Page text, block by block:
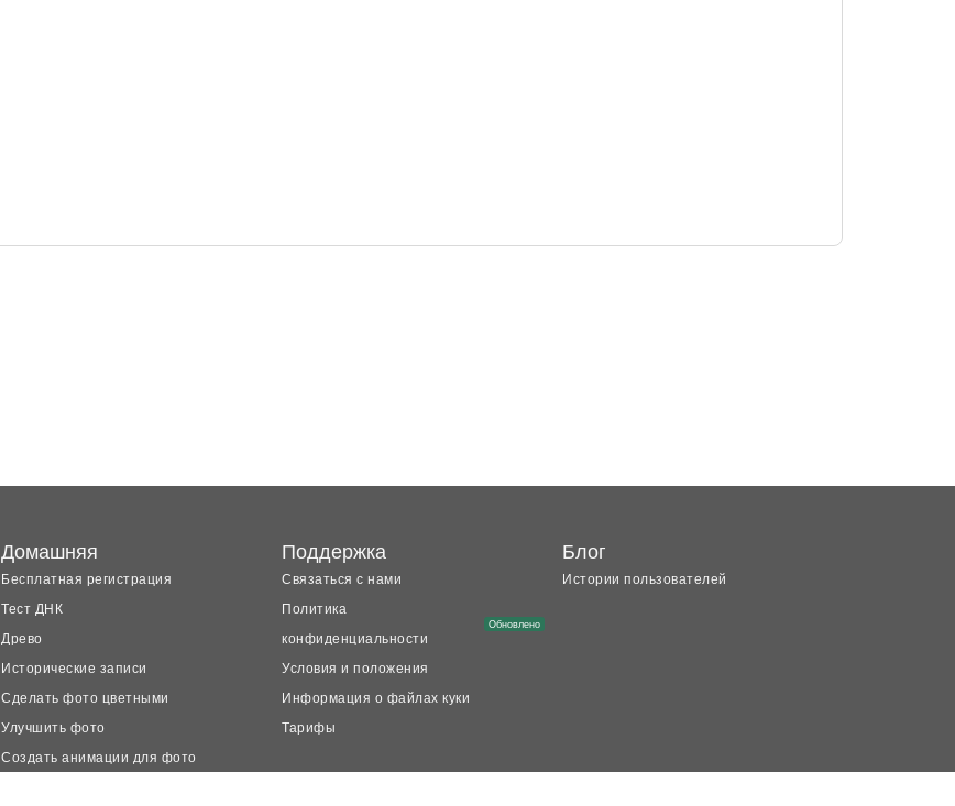
Домашняя
Бесплатная регистрация
Тест ДНК
Древо
Исторические записи
Сделать фото цветными
Улучшить фото
Создать анимации для фото
Поддержка
Связаться с нами
Политика
конфиденциальности
Обновлено
Условия и положения
Информация о файлах куки
Тарифы
Блог
Истории пользователей